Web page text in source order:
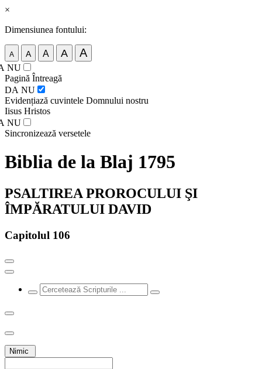
×
Dimensiunea fontului:
A A A A A
NU
Pagină Întreagă
DA NU
Evidențiază cuvintele Domnului nostru
Iisus Hristos
NU
Sincronizează versetele
Biblia de la Blaj 1795
PSALTIREA PROROCULUI ŞI
ÎMPĂRATULUI DAVID
Capitolul 106
Nimic